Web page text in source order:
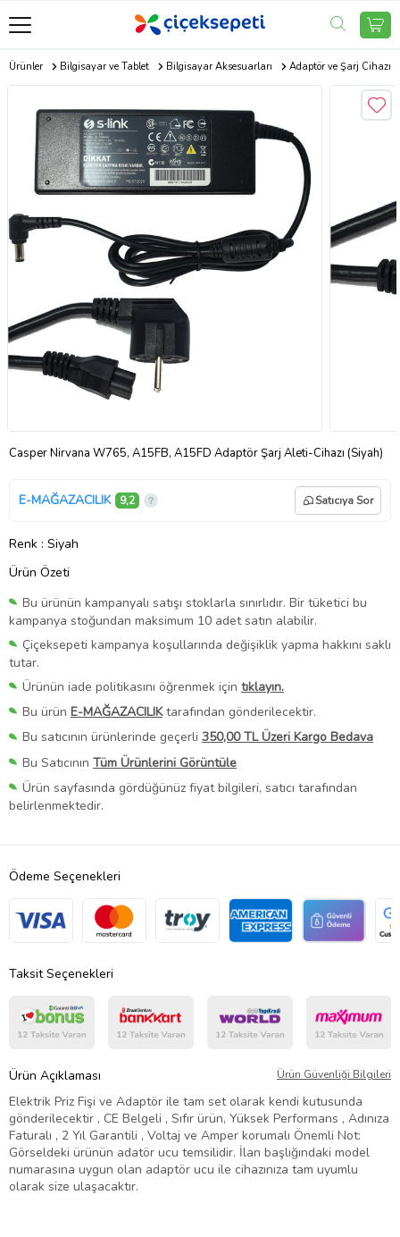
Ürünler Bilgisayar ve Tablet Bilgisayar Aksesuarları Adaptör ve Şarj Cihazı
Casper Nirvana W765, A15FB, A15FD Adaptör Şarj Aleti-Cihazı (Siyah)
E-MAĞAZACILIK 9,2 Satıcıya Sor
Renk : Siyah
Ürün Özeti
Bu ürünün kampanyalı satışı stoklarla sınırlıdır. Bir tüketici bu
kampanya stoğundan maksimum 10 adet satın alabilir.
Çiçeksepeti kampanya koşullarında değişiklik yapma hakkını saklı
tutar.
Ürünün iade politikasını öğrenmek için tıklayın.
Bu ürün E-MAĞAZACILIKtarafından gönderilecektir.
Bu satıcının ürünlerinde geçerli 350,00 TL Üzeri Kargo Bedava
Bu Satıcının Tüm Ürünlerini Görüntüle
Ürün sayfasında gördüğünüz fiyat bilgileri, satıcı tarafından
belirlenmektedir.
Ödeme Seçenekleri
Taksit Seçenekleri
Ürün Açıklaması Ürün Güvenliği Bilgileri
Elektrik Priz Fişi ve Adaptör ile tam set olarak kendi kutusunda
gönderilecektir , CE Belgeli , Sıfır ürün, Yüksek Performans , Adınıza
Faturalı , 2 Yıl Garantili , Voltaj ve Amper korumalı Önemli Not:
Görseldeki ürünün adatör ucu temsilidir. İlan başlığındaki model
numarasına uygun olan adaptör ucu ile cihazınıza tam uyumlu
olarak size ulaşacaktır.